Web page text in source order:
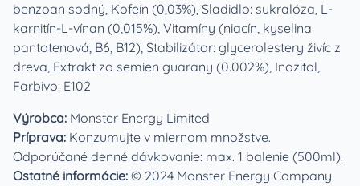
benzoan sodný, Kofeín (0,03%), Sladidlo: sukralóza, L-
karnitín-L-vínan (0,015%), Vitamíny (niacín, kyselina
pantotenová, B6, B12), Stabilizátor: glycerolestery živíc z
dreva, Extrakt zo semien guarany (0.002%), Inozitol,
Farbivo: E102
Výrobca: Monster Energy Limited
Príprava: Konzumujte v miernom množstve.
Odporúčané denné dávkovanie: max. 1 balenie (500ml).
Ostatné informácie: © 2024 Monster Energy Company.